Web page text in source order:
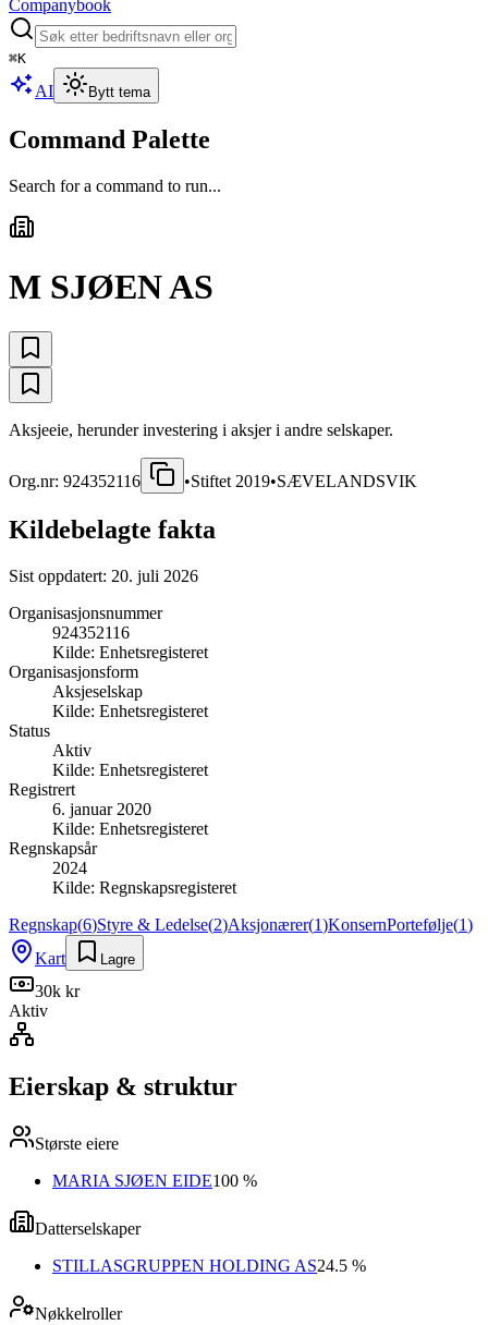
Companybook
⌘K
AI Bytt tema
Command Palette
Search for a command to run...
M SJØEN AS
Aksjeeie, herunder investering i aksjer i andre selskaper.
Org.nr: 924352116 •Stiftet 2019•SÆVELANDSVIK
Kildebelagte fakta
Sist oppdatert: 20. juli 2026
Organisasjonsnummer
924352116
Kilde: Enhetsregisteret
Organisasjonsform
Aksjeselskap
Kilde: Enhetsregisteret
Status
Aktiv
Kilde: Enhetsregisteret
Registrert
6. januar 2020
Kilde: Enhetsregisteret
Regnskapsår
2024
Kilde: Regnskapsregisteret
Regnskap(6)Styre & Ledelse(2)Aksjonærer(1)KonsernPortefølje(1)
Kart
Lagre
30k kr
Aktiv
Eierskap & struktur
Største eiere
MARIA SJØEN EIDE100 %
Datterselskaper
STILLASGRUPPEN HOLDING AS24.5 %
Nøkkelroller